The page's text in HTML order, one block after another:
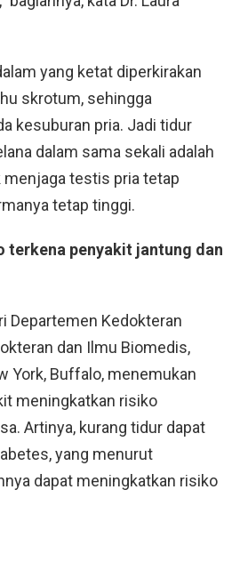
yang ketat diperkirakan
skrotum, sehingga
kesuburan pria. Jadi tidur
dalam sama sekali adalah
menjaga testis pria tetap
tetap tinggi.
terkena penyakit jantung dan
Departemen Kedokteran
dan Ilmu Biomedis,
York, Buffalo, menemukan
meningkatkan risiko
Artinya, kurang tidur dapat
yang menurut
dapat meningkatkan risiko